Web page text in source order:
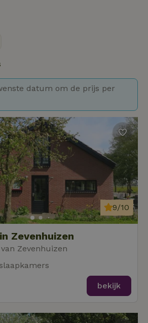
datum om de prijs per
Zevenhuizen
Zevenhuizen
9/10
bekijk